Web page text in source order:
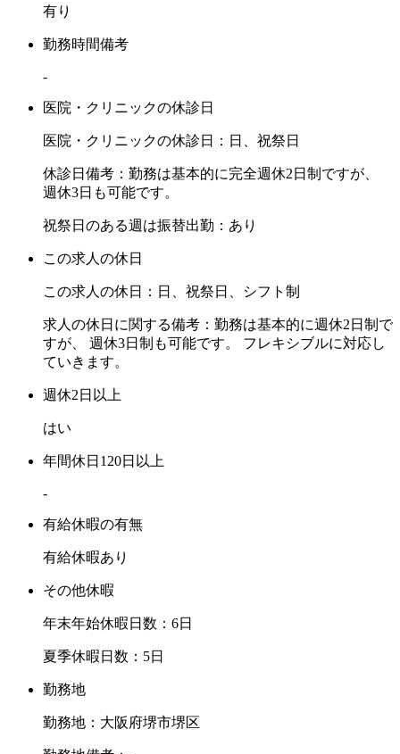
有り
勤務時間備考
-
医院・クリニックの休診日
医院・クリニックの休診日：日、祝祭日
休診日備考：勤務は基本的に完全週休2日制ですが、
週休3日も可能です。
祝祭日のある週は振替出勤：あり
この求人の休日
この求人の休日：日、祝祭日、シフト制
求人の休日に関する備考：勤務は基本的に週休2日制で
すが、 週休3日制も可能です。 フレキシブルに対応し
ていきます。
週休2日以上
はい
年間休日120日以上
-
有給休暇の有無
有給休暇あり
その他休暇
年末年始休暇日数：6日
夏季休暇日数：5日
勤務地
勤務地：大阪府堺市堺区